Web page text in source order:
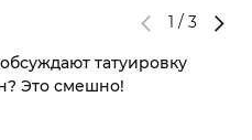
1 / 3
татуировку
Это смешно!